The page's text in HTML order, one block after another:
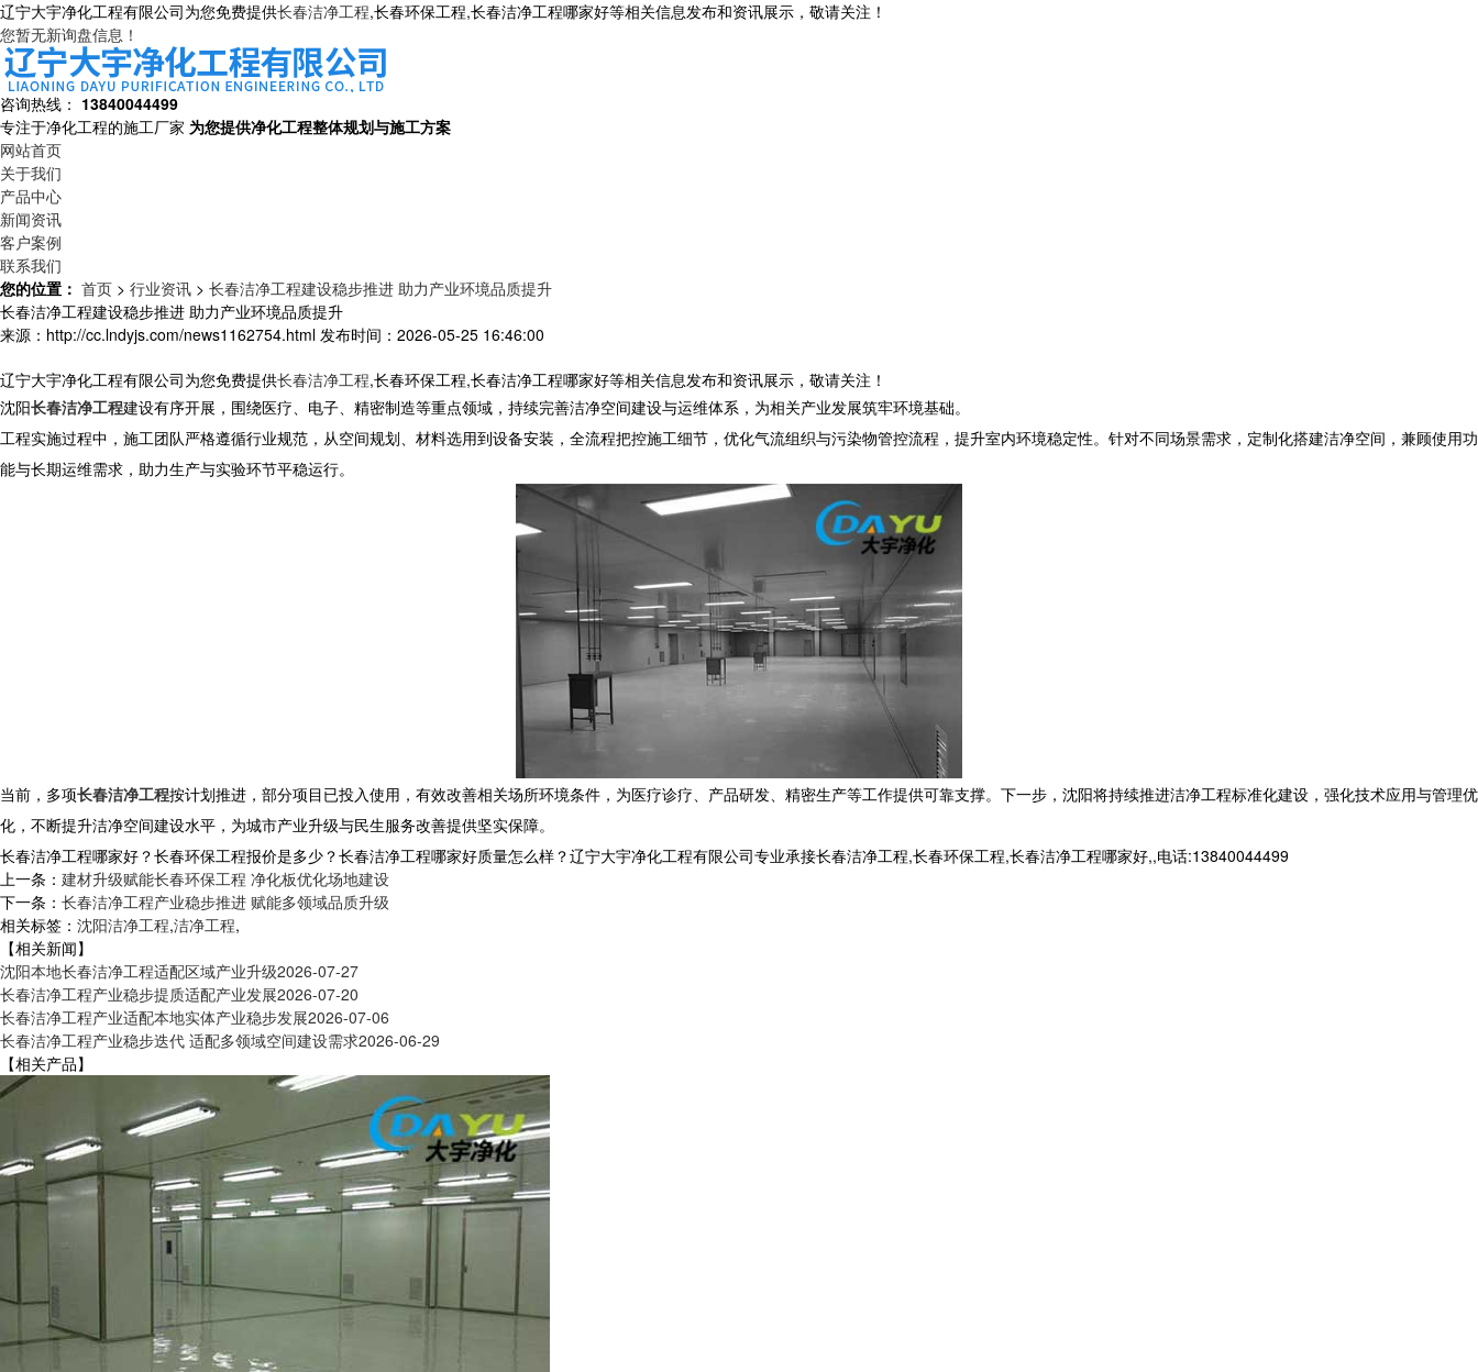
辽宁大宇净化工程有限公司为您免费提供长春洁净工程,长春环保工程,长春洁净工程哪家好等相关信息发布和资讯展示，敬请关注！
您暂无新询盘信息！
咨询热线： 13840044499
专注于净化工程的施工厂家 为您提供净化工程整体规划与施工方案
网站首页
关于我们
产品中心
新闻资讯
客户案例
联系我们
您的位置： 首页 > 行业资讯 > 长春洁净工程建设稳步推进 助力产业环境品质提升
长春洁净工程建设稳步推进 助力产业环境品质提升
来源：http://cc.lndyjs.com/news1162754.html 发布时间：2026-05-25 16:46:00
辽宁大宇净化工程有限公司为您免费提供长春洁净工程,长春环保工程,长春洁净工程哪家好等相关信息发布和资讯展示，敬请关注！
沈阳长春洁净工程建设有序开展，围绕医疗、电子、精密制造等重点领域，持续完善洁净空间建设与运维体系，为相关产业发展筑牢环境基础。
工程实施过程中，施工团队严格遵循行业规范，从空间规划、材料选用到设备安装，全流程把控施工细节，优化气流组织与污染物管控流程，提升室内环境稳定性。针对不同场景需求，定制化搭建洁净空间，兼顾使用功
能与长期运维需求，助力生产与实验环节平稳运行。
当前，多项长春洁净工程按计划推进，部分项目已投入使用，有效改善相关场所环境条件，为医疗诊疗、产品研发、精密生产等工作提供可靠支撑。下一步，沈阳将持续推进洁净工程标准化建设，强化技术应用与管理优
化，不断提升洁净空间建设水平，为城市产业升级与民生服务改善提供坚实保障。
长春洁净工程哪家好？长春环保工程报价是多少？长春洁净工程哪家好质量怎么样？辽宁大宇净化工程有限公司专业承接长春洁净工程,长春环保工程,长春洁净工程哪家好,,电话:13840044499
上一条： 建材升级赋能长春环保工程 净化板优化场地建设
下一条： 长春洁净工程产业稳步推进 赋能多领域品质升级
相关标签： 沈阳洁净工程,洁净工程,
【相关新闻】
沈阳本地长春洁净工程适配区域产业升级2026-07-27
长春洁净工程产业稳步提质适配产业发展2026-07-20
长春洁净工程产业适配本地实体产业稳步发展2026-07-06
长春洁净工程产业稳步迭代 适配多领域空间建设需求2026-06-29
【相关产品】